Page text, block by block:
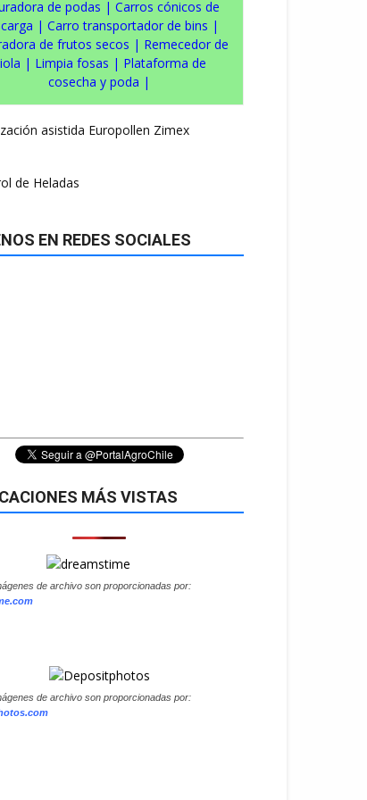
de podas | Carros cónicos de
| Carro transportador de bins |
de frutos secos | Remecedor de
| Limpia fosas | Plataforma de
cosecha y poda |
EN REDES SOCIALES
MÁS VISTAS
de archivo son proporcionadas por:
de archivo son proporcionadas por: